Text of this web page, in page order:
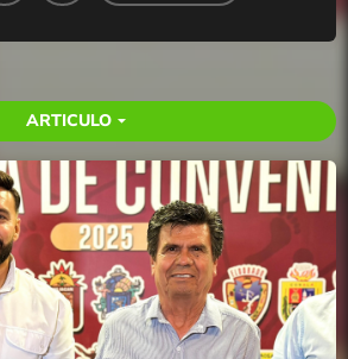
ARTICULO arrow_drop_down